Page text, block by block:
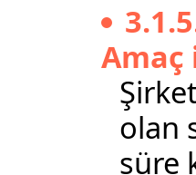
Amaç
olan
süre